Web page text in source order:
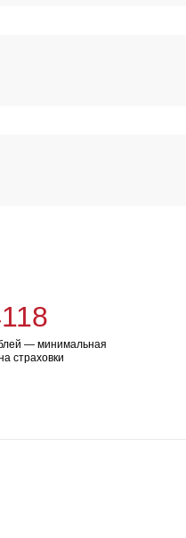
— минимальная
страховки